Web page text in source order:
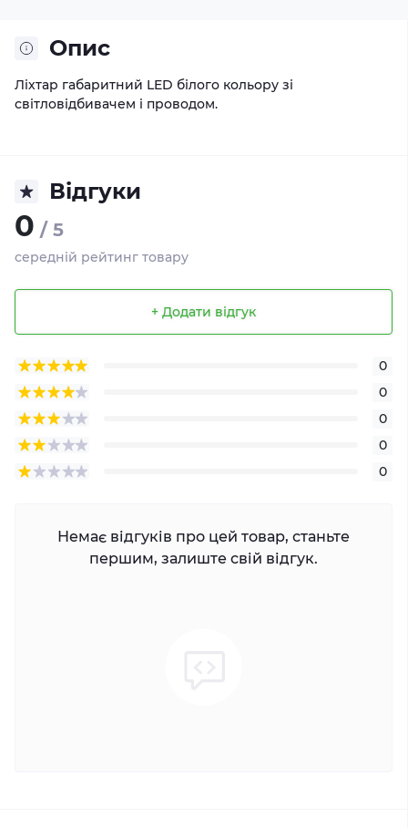
Опис
Ліхтар габаритний LED білого кольору зі
світловідбивачем і проводом.
Відгуки
0 / 5
середній рейтинг товару
+ Додати відгук
0
0
0
0
0
Немає відгуків про цей товар, станьте
першим, залиште свій відгук.